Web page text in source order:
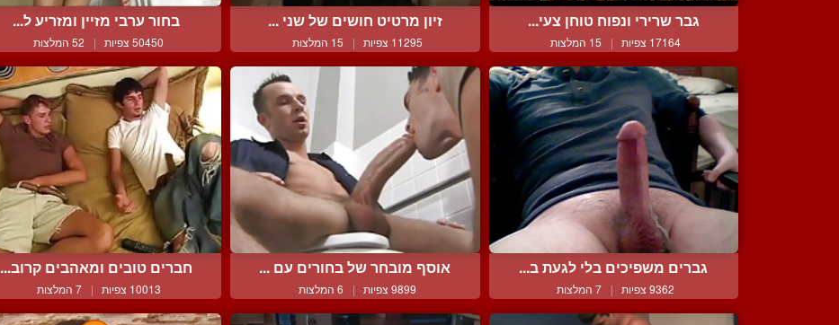
גבר שרירי ונפוח טוחן צעי...
17164 צפיות | 15 המלצות
זיון מרטיט חושים של שני ...
11295 צפיות | 15 המלצות
בחור ערבי מזיין ומזריע ל...
50450 צפיות | 52 המלצות
גברים משפיכים בלי לגעת ב...
9362 צפיות | 7 המלצות
אוסף מובחר של בחורים עם ...
9899 צפיות | 6 המלצות
חברים טובים ומאהבים קרוב...
10013 צפיות | 7 המלצות